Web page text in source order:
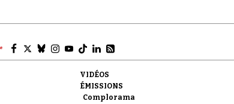
VIDÉOS
ÉMISSIONS
Complorama